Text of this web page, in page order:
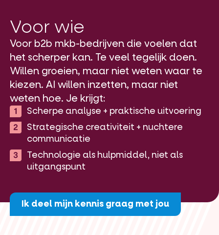
Voor wie
Voor b2b mkb-bedrijven die voelen dat
het scherper kan. Te veel tegelijk doen.
Willen groeien, maar niet weten waar te
kiezen. AI willen inzetten, maar niet
weten hoe. Je krijgt:
Scherpe analyse + praktische uitvoering
Strategische creativiteit + nuchtere
communicatie
Technologie als hulpmiddel, niet als
uitgangspunt
Ik deel mijn kennis graag met jou